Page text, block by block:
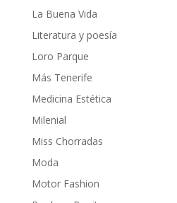
La Buena Vida
Literatura y poesía
Loro Parque
Más Tenerife
Medicina Estética
Milenial
Miss Chorradas
Moda
Motor Fashion